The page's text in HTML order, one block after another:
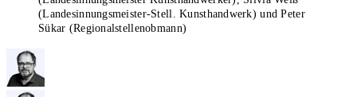
(Landesinnungsmeister-Stell. Kunsthandwerk) und Peter
Sükar (Regionalstellenobmann)